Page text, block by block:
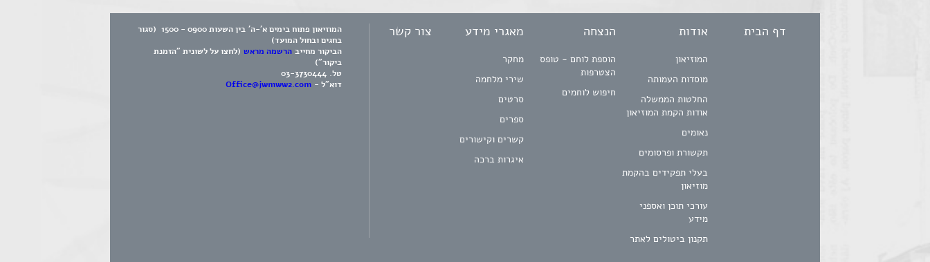
דף הבית אודות
המוזיאון
מוסדות העמותה
החלטות הממשלה
אודות הקמת המוזיאון
נאומים
תקשורת ופרסומים
בעלי תפקידים בהקמת
מוזיאון
עורכי תוכן ואספני
מידע
תקנון ביטולים לאתר
הנצחה
הוספת לוחם - טופס
הצטרפות
חיפוש לוחמים
מאגרי מידע
מחקר
שירי מלחמה
סרטים
ספרים
קשרים וקישורים
איגרות ברכה
צור קשר
המוזיאון פתוח בימים א'-ה' בין השעות 0900 - 1500 (סגור
בחגים ובחול המועד)
הביקור מחייב הרשמה מראש (לחצו על לשונית "הזמנת
ביקור")
טל. 03-3730444
דוא"ל - Office@jwmww2.com